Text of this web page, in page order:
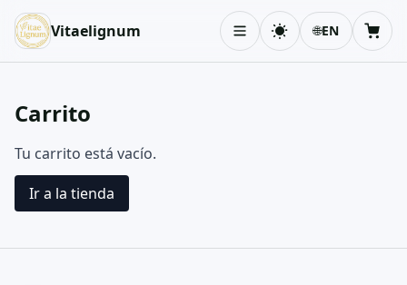
Vitaelignum Toggle theme
🌐EN Cart
Carrito
Tu carrito está vacío.
Ir a la tienda